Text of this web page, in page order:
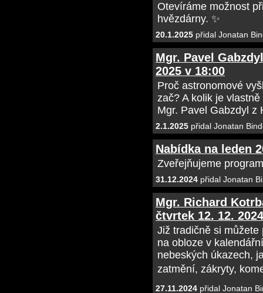
Otevíráme možnost
hvězdárny. ✨
20.1.2025 přidal Jonatan
Mgr. Pavel
2025 v 18:00
Proč astronomové
zač? A kolik je
Mgr. Pavel Gabzdyl z
2.1.2025 přidal Jonatan
Nabídka na leden
Zveřejňujeme
31.12.2024 přidal Jonatan
Mgr. Richard
čtvrtek 12. 12.
Již tradičně si
na obloze v
nebeských úkazech,
zatmění, zákryty,
27.11.2024 přidal Jonatan